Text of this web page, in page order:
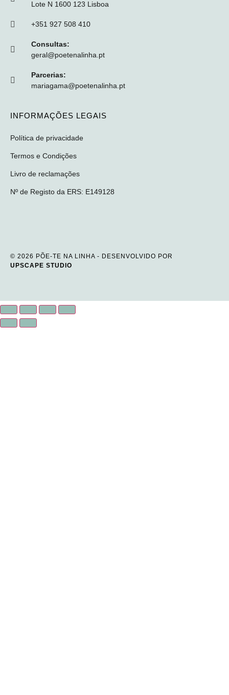
Lote N 1600 123 Lisboa
+351 927 508 410
Consultas:
geral@poetenalinha.pt
Parcerias:
mariagama@poetenalinha.pt
INFORMAÇÕES LEGAIS
Política de privacidade
Termos e Condições
Livro de reclamações
Nº de Registo da ERS: E149128
© 2026 PÕE-TE NA LINHA - DESENVOLVIDO POR
UPSCAPE STUDIO